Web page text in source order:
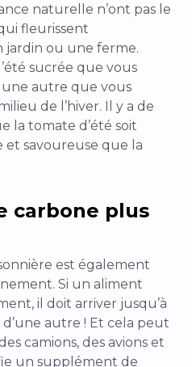
naturelle n’ont pas le
fleurissent
ou une ferme.
sucrée que vous
une autre que vous
de l’hiver. Il y a de
la tomate d’été soit
savoureuse que la
carbone plus
est également
Si un aliment
il doit arriver jusqu’à
autre ! Et cela peut
camions, des avions et
un supplément de